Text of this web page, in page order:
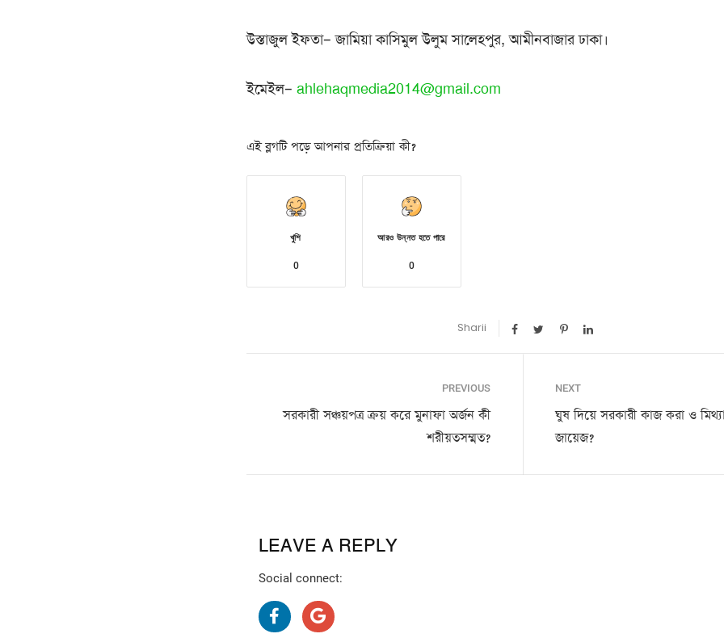
উস্তাজুল ইফতা– জামিয়া কাসিমুল উলুম সালেহপুর, আমীনবাজার ঢাকা।
ইমেইল– ahlehaqmedia2014@gmail.com
এই ব্লগটি পড়ে আপনার প্রতিক্রিয়া কী?
খুশি
0
আরও উন্নত হতে পারে
0
Sharii
PREVIOUS
সরকারী সঞ্চয়পত্র ক্রয় করে মুনাফা অর্জন কী
শরীয়তসম্মত?
NEXT
ঘুষ দিয়ে সরকারী কাজ করা ও
জায়েজ?
LEAVE A REPLY
Social connect: